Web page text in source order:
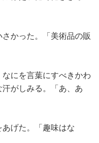
さかった。「美術品の販
にを言葉にすべきかわ
がしみる。「あ、あ
げた。「趣味はな